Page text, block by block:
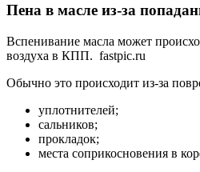
Пена в масле из-за
Вспенивание масла может
воздуха в КПП. fastpic.ru
Обычно это происходит из-за
уплотнителей;
сальников;
прокладок;
места соприкосновения в